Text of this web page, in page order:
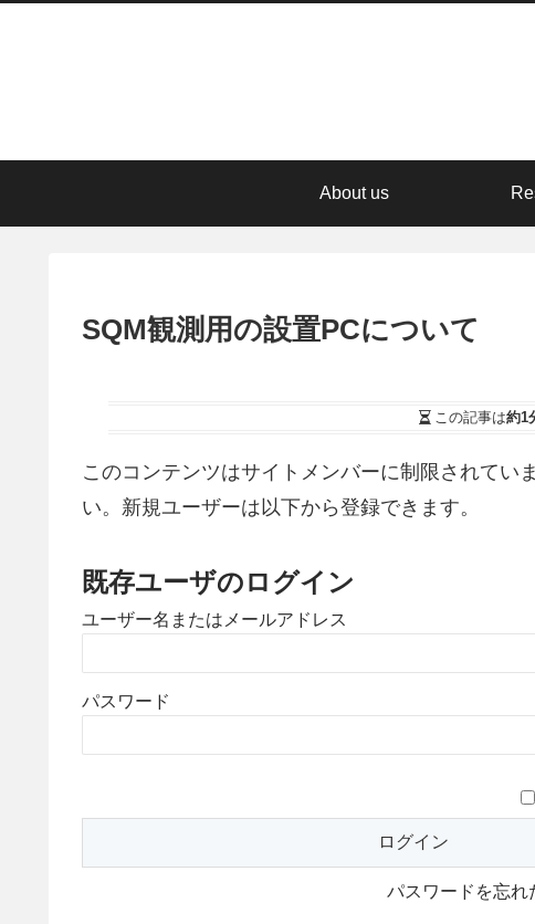
About us
SQM観測用の設置PCについて
この記事は約1
このコンテンツはサイトメンバーに制限されてい
い。新規ユーザーは以下から登録できます。
既存ユーザのログイン
ユーザー名またはメールアドレス
パスワード
パスワードを忘れ